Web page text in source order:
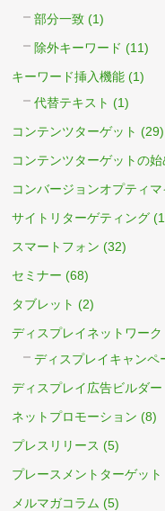
部分一致 (1)
除外キーワード (11)
キーワード挿入機能 (1)
代替テキスト (1)
コンテンツターゲット (29)
コンテンツターゲットの
コンバージョンオプティマ
サイトリターゲティング
スマートフォン (32)
セミナー (68)
タブレット (2)
ディスプレイネットワーク
ディスプレイキャンペ
ディスプレイ広告ビルダー
ネットプロモーション (8)
プレスリリース (5)
プレースメントターゲット
メルマガコラム (5)